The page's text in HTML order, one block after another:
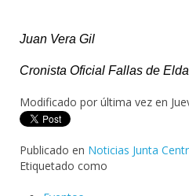
Juan Vera Gil
Cronista Oficial Fallas de Elda
Modificado por última vez en
Publicado en Noticias Junta
Etiquetado como